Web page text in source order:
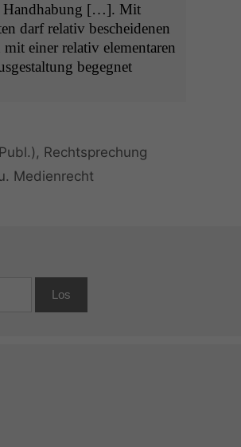
Hand­habung […]. Mit
darf rel­a­tiv beschei­de­nen
mit ein­er rel­a­tiv ele­mentaren
begeg­net
, Rechtsprechung
Medienrecht